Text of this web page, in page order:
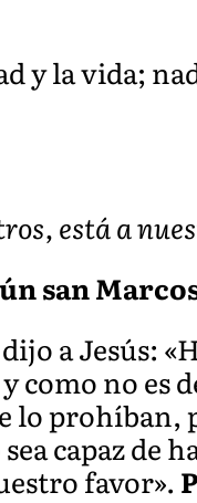
y la vida;
está a
san
a Jesús:
como no es
lo
capaz de
favor».